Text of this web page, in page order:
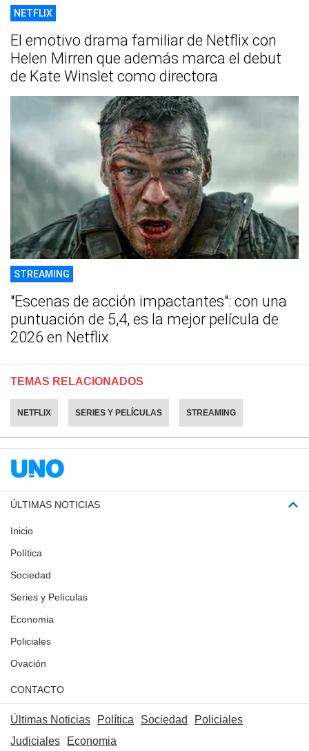
NETFLIX
El emotivo drama familiar de Netflix con
Helen Mirren que además marca el debut
de Kate Winslet como directora
STREAMING
"Escenas de acción impactantes": con una
puntuación de 5,4, es la mejor película de
2026 en Netflix
TEMAS RELACIONADOS
NETFLIX SERIES Y PELÍCULAS STREAMING
ÚLTIMAS NOTICIAS
Inicio
Política
Sociedad
Series y Películas
Economia
Policiales
Ovación
CONTACTO
Últimas Noticias Política Sociedad
Policiales
Judiciales
Economia